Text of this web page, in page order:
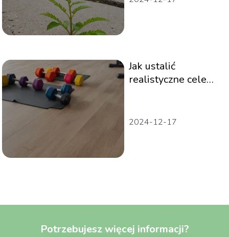
Jak ustalić
realistyczne cele
2024-12-17
Potrzebujesz więcej informacji?